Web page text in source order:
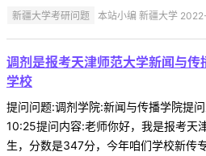
新疆大学考研问题 本站小编 新疆大学
调剂是报考天津师范大学新闻与
学校
提问问题:调剂学院:新闻与传播学院提
10:25提问内容:老师你好，我是报考天
生，分数是347分，今年咱们学校新传